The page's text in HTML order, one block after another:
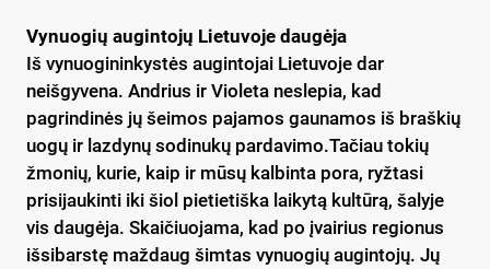
Vynuogių augintojų Lietuvoje daugėja
Iš vynuogininkystės augintojai Lietuvoje dar
neišgyvena. Andrius ir Violeta neslepia, kad
pagrindinės jų šeimos pajamos gaunamos iš braškių
uogų ir lazdynų sodinukų pardavimo.Tačiau tokių
žmonių, kurie, kaip ir mūsų kalbinta pora, ryžtasi
prisijaukinti iki šiol pietietiška laikytą kultūrą, šalyje
vis daugėja. Skaičiuojama, kad po įvairius regionus
išsibarstę maždaug šimtas vynuogių augintojų. Jų